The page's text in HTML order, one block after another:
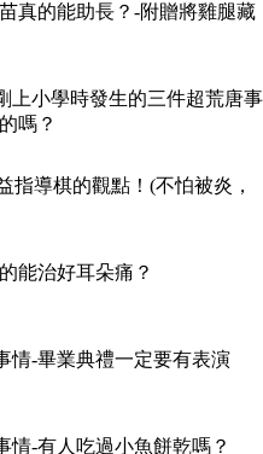
真的能助長？-附贈將雞腿藏
上小學時發生的三件超荒唐事
嗎？
指導棋的觀點！(不怕被炎，
能治好耳朵痛？
情-畢業典禮一定要有表演
情-有人吃過小魚餅乾嗎？